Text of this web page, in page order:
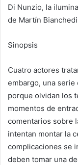
Di Nunzio, la
de Martín
Sinopsis
Cuatro actores
embargo, una
porque olvidan los
momentos de
comentarios sobre
intentan montar la
complicaciones se
deben tomar una